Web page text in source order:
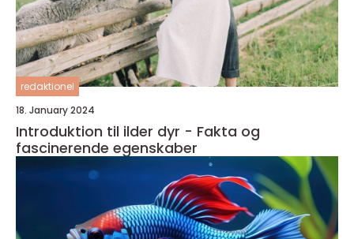
redaktionel
18. January 2024
Introduktion til ilder dyr - Fakta og
fascinerende egenskaber